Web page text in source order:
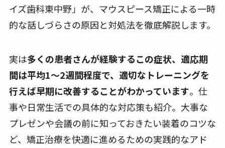
イズ歯科東中野」が、マウスピース矯正による一時
的な話しづらさの原因と対処法を徹底解説します。
実は多くの患者さんが経験するこの症状、適応期
間は平均1〜2週間程度で、適切なトレーニングを
行えば早期に改善することがわかっています。仕
事や日常生活での具体的な対応策も紹介。大事な
プレゼンや会議の前に知っておきたい装着のコツな
ど、矯正治療を快適に進めるための実践的なアド